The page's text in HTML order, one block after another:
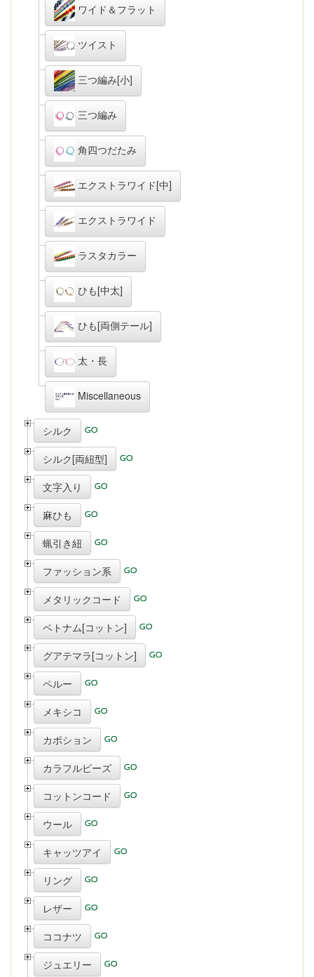
ワイド＆フラット
ツイスト
三つ編み[小]
三つ編み
角四つだたみ
エクストラワイド[中]
エクストラワイド
ラスタカラー
ひも[中太]
ひも[両側テール]
太・長
Miscellaneous
シルク
シルク[両紐型]
文字入り
麻ひも
蝋引き紐
ファッション系
メタリックコード
ベトナム[コットン]
グアテマラ[コットン]
ペルー
メキシコ
カボション
カラフルビーズ
コットンコード
ウール
キャッツアイ
リング
レザー
ココナツ
ジュエリー